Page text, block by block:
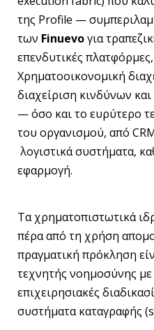
της Profile —
των Finuevoγια
επενδυτικές πλατφόρμες,
Χρηματοοικονομική
διαχείριση κινδύνων και
— όσο και το ευρύτερο
του οργανισμού, από
λογιστικά συστήματα,
εφαρμογή.
Τα χρηματοπιστωτικά
πέρα από τη χρήση
πραγματική πρόκληση
τεχνητής νοημοσύνης με
επιχειρησιακές
συστήματα καταγραφής